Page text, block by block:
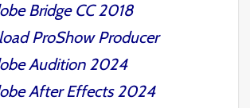
Bridge CC 2018
ProShow Producer
Audition 2024
After Effects 2024